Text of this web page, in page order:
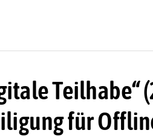
Teilhabe“
für